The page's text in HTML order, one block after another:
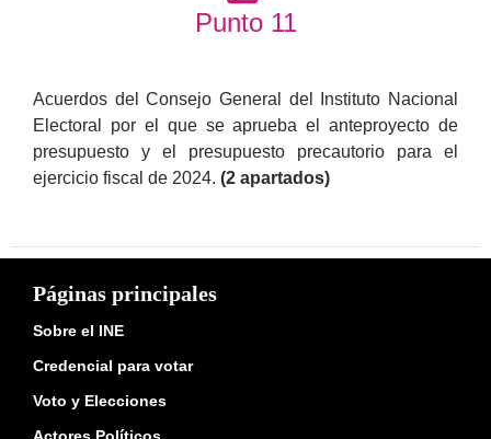
Punto 11
Acuerdos del Consejo General del Instituto Nacional
Electoral por el que se aprueba el anteproyecto de
presupuesto y el presupuesto precautorio para el
ejercicio fiscal de 2024. (2 apartados)
Páginas principales
Sobre el INE
Credencial para votar
Voto y Elecciones